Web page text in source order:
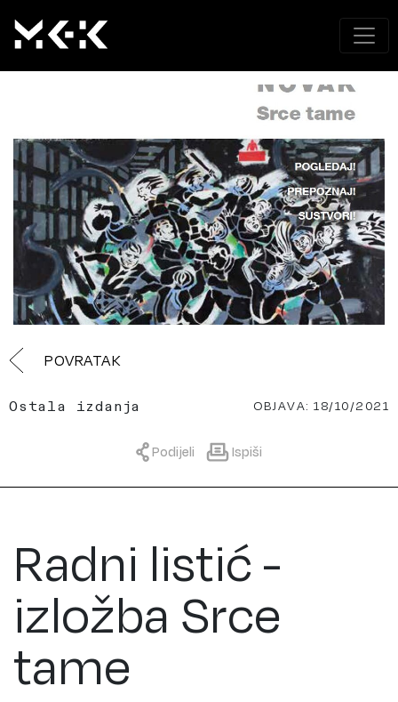
POVRATAK
Ostala izdanja OBJAVA: 18/10/2021
Podijeli Ispiši
Radni listić -
izložba Srce
tame